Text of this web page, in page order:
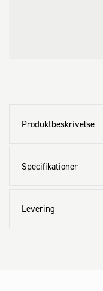
Produktbeskrivelse
Specifikationer
Levering